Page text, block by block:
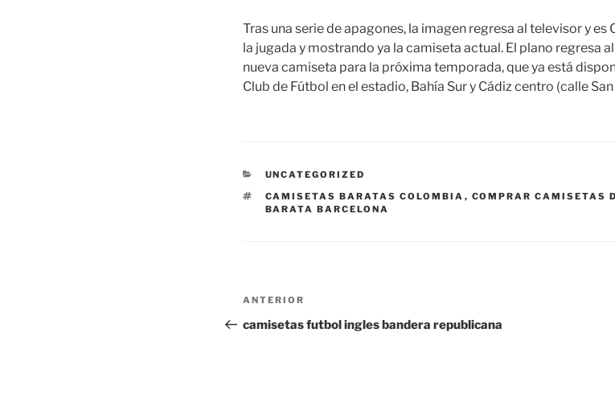
Tras una serie de apagones, la imagen regresa al televisor y
la jugada y mostrando ya la camiseta actual. El plano regresa
nueva camiseta para la próxima temporada, que ya está
Club de Fútbol en el estadio, Bahía Sur y Cádiz centro (calle
CATEGORÍAS
UNCATEGORIZED
ETIQUETAS
CAMISETAS BARATAS COLOMBIA , COMPRAR CAMISETAS
BARATA BARCELONA
Navegación
de
Entrada
anterior:
ANTERIOR
camisetas futbol ingles bandera republicana